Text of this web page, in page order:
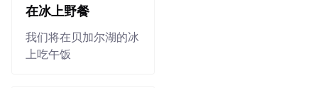
在冰上野餐
我们将在贝加尔湖的冰
上吃午饭